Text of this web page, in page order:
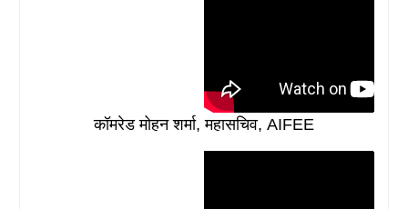
कॉमरेड मोहन शर्मा, महासचिव, AIFEE